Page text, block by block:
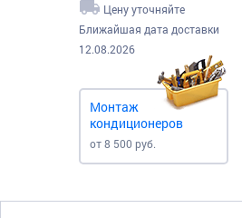
Цену уточняйте
Ближайшая дата доставки
12.08.2026
Монтаж
кондиционеров
от 8 500 руб.